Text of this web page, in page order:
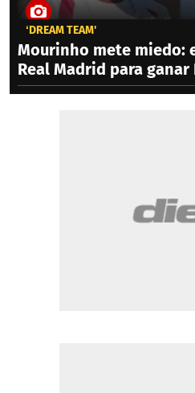
‘DREAM TEAM'
Mourinho mete miedo:
Real Madrid para